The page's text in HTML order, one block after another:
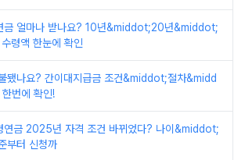
금 얼마나 받나요? 10년&middot;20년&middot;
령액 한눈에 확인
됐나요? 간이대지급금 조건&middot;절차&midd
번에 확인!
연금 2025년 자격 조건 바뀌었다? 나이&middot;
부터 신청까